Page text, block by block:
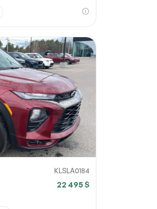
KLSLA0184
22 495 $